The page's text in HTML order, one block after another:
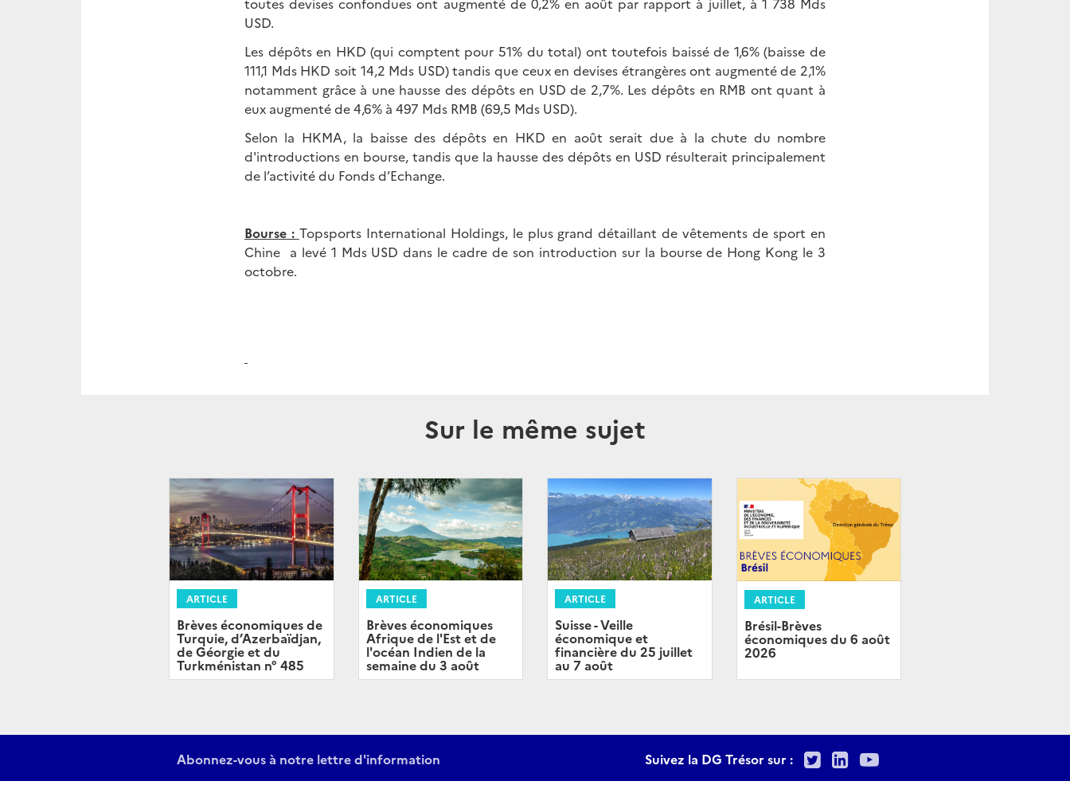
USD.
Les dépôts en HKD (qui comptent pour 51% du total) ont toutefois baissé de 1,6% (baisse de
111,1 Mds HKD soit 14,2 Mds USD) tandis que ceux en devises étrangères ont augmenté de 2,1%
notamment grâce à une hausse des dépôts en USD de 2,7%. Les dépôts en RMB ont quant à
eux augmenté de 4,6% à 497 Mds RMB (69,5 Mds USD).
Selon la HKMA, la baisse des dépôts en HKD en août serait due à la chute du nombre
d'introductions en bourse, tandis que la hausse des dépôts en USD résulterait principalement
de l’activité du Fonds d’Echange.
Bourse : Topsports International Holdings, le plus grand détaillant de vêtements de sport en
Chine a levé 1 Mds USD dans le cadre de son introduction sur la bourse de Hong Kong le 3
octobre.
Sur le même sujet
ARTICLE
Brèves économiques de
Turquie, d’Azerbaïdjan,
de Géorgie et du
Turkménistan n° 485
ARTICLE
Brèves économiques
Afrique de l'Est et de
l'océan Indien de la
semaine du 3 août
ARTICLE
Suisse - Veille
économique et
financière du 25 juillet
au 7 août
ARTICLE
Brésil-Brèves
économiques du 6 août
2026
Abonnez-vous à notre lettre d'information Suivez la DG Trésor sur : TwitterLinkedIn
Youtube